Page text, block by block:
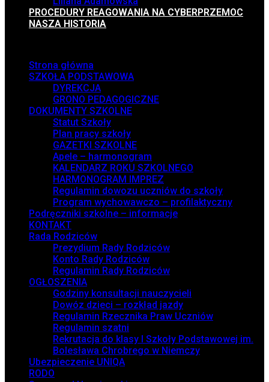
PROCEDURY REAGOWANIA NA CYBERPRZEMOC
NASZA HISTORIA
Strona główna
SZKOŁA PODSTAWOWA
DYREKCJA
GRONO PEDAGOGICZNE
DOKUMENTY SZKOLNE
Statut Szkoły
Plan pracy szkoły
GAZETKI SZKOLNE
Apele – harmonogram
KALENDARZ ROKU SZKOLNEGO
HARMONOGRAM IMPREZ
Regulamin dowozu uczniów do szkoły
Program wychowawczo – profilaktyczny
Podręczniki szkolne – informacje
KONTAKT
Rada Rodziców
Prezydium Rady Rodziców
Konto Rady Rodziców
Regulamin Rady Rodziców
OGŁOSZENIA
Godziny konsultacji nauczycieli
Dowóz dzieci – rozkład jazdy
Regulamin Rzecznika Praw Uczniów
Regulamin szatni
Rekrutacja do klasy I Szkoły Podstawowej im.
Bolesława Chrobrego w Niemczy
Ubezpieczenie UNIQA
RODO